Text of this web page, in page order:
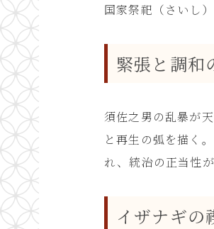
国家祭祀（さいし
緊張と調和
須佐之男の乱暴が
と再生の弧を描く
れ、統治の正当性
イザナギの